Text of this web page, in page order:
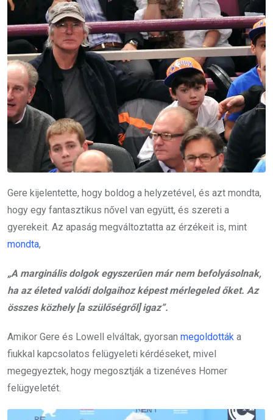
Gere kijelentette, hogy boldog a helyzetével, és azt mondta,
hogy egy fantasztikus nővel van együtt, és szereti a
gyerekeit. Az apaság megváltoztatta az érzékeit is, mint
mondta,
„A marginális dolgok egyszerűen már nem befolyásolnak,
ha az életed valódi dolgaihoz képest mérlegeled őket. Az
összes közhely [a szülőségről] igaz”.
Amikor Gere és Lowell elváltak, gyorsan megoldották a
fiukkal kapcsolatos felügyeleti kérdéseket, mivel
megegyeztek, hogy megosztják a tizenéves Homer
felügyeletét.